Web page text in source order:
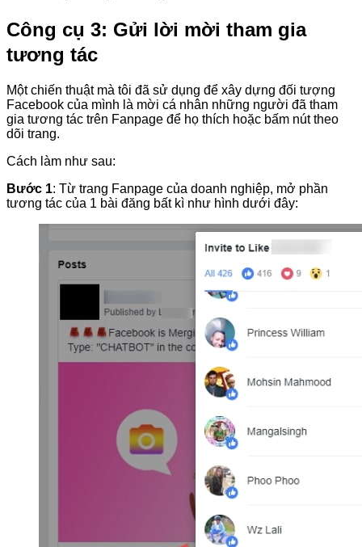
Công cụ 3: Gửi lời mời tham gia
tương tác
Một chiến thuật mà tôi đã sử dụng để xây dựng đối tượng
Facebook của mình là mời cá nhân những người đã tham
gia tương tác trên Fanpage để họ thích hoặc bấm nút theo
dõi trang.
Cách làm như sau:
Bước 1: Từ trang Fanpage của doanh nghiệp, mở phần
tương tác của 1 bài đăng bất kì như hình dưới đây: